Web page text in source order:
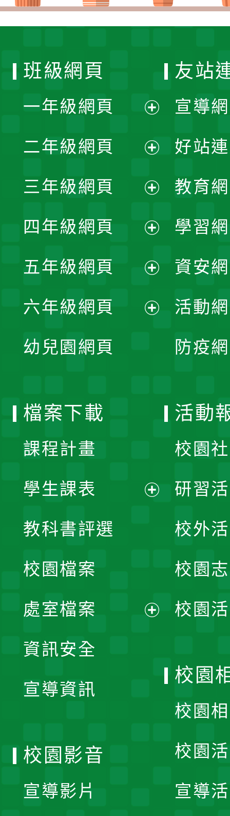
班級網頁
一年級網頁
開
選
單
二年級網頁
開
選
單
三年級網頁
開
選
單
四年級網頁
開
選
五年級網頁
開
六年級網頁
幼兒園網頁
友站
宣導
好站
教育
學習
資安
活動
防疫
檔案下載
課程計畫
學生課表
單
教科書評選
校園檔案
處室檔案
資訊安全
宣導資訊
活動
校園
研習
校外
校園
校園
校園
校園
校園
宣導
校園影音
宣導影片